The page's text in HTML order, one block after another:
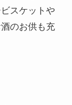
スケットや
のお供も充